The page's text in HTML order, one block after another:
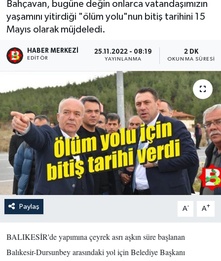
Bahçavan, bugüne değin onlarca vatandaşımızın
yaşamını yitirdiği "ölüm yolu"nun bitiş tarihini 15
Mayıs olarak müjdeledi.
HABER MERKEZI
EDITÖR
25.11.2022 - 08:19
YAYINLANMA
2 DK
OKUNMA SÜRESI
Paylaş A- A+
BALIKESİR'de yapımına çeyrek asrı aşkın süre başlanan
Balıkesir-Dursunbey arasındaki yol için Belediye Başkanı